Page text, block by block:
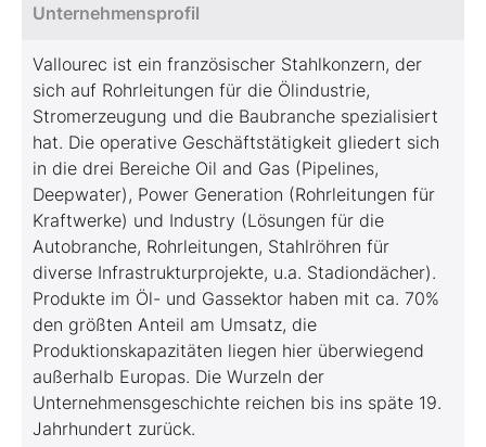
Unternehmensprofil
Vallourec ist ein französischer Stahlkonzern, der
sich auf Rohrleitungen für die Ölindustrie,
Stromerzeugung und die Baubranche spezialisiert
hat. Die operative Geschäftstätigkeit gliedert sich
in die drei Bereiche Oil and Gas (Pipelines,
Deepwater), Power Generation (Rohrleitungen für
Kraftwerke) und Industry (Lösungen für die
Autobranche, Rohrleitungen, Stahlröhren für
diverse Infrastrukturprojekte, u.a. Stadiondächer).
Produkte im Öl- und Gassektor haben mit ca. 70%
den größten Anteil am Umsatz, die
Produktionskapazitäten liegen hier überwiegend
außerhalb Europas. Die Wurzeln der
Unternehmensgeschichte reichen bis ins späte 19.
Jahrhundert zurück.